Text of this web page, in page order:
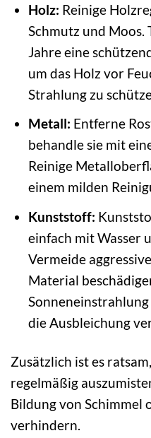
Holz: Reinige
Schmutz und Moos.
Jahre eine
um das Holz vor
Strahlung zu
Metall: Entferne
behandle sie mit
Reinige
einem milden
Kunststoff:
einfach mit Wasser
Vermeide
Material
die Ausbleichung
Zusätzlich ist es
regelmäßig
Bildung von Schimmel
verhindern.